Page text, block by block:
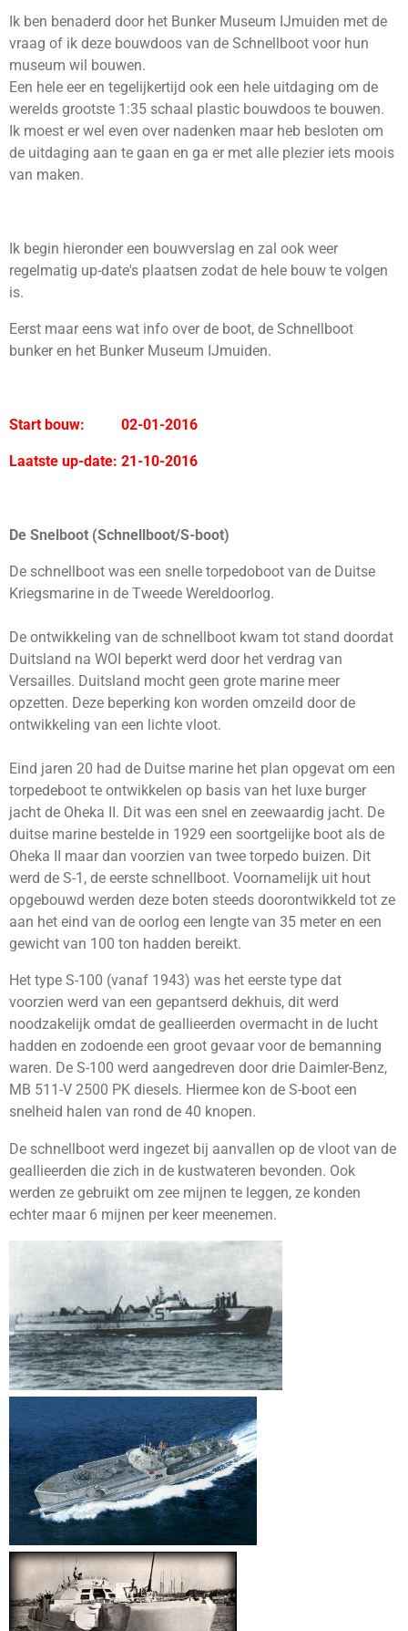
Ik ben benaderd door het Bunker Museum IJmuiden met de
vraag of ik deze bouwdoos van de Schnellboot voor hun
museum wil bouwen.
Een hele eer en tegelijkertijd ook een hele uitdaging om de
werelds grootste 1:35 schaal plastic bouwdoos te bouwen.
Ik moest er wel even over nadenken maar heb besloten om
de uitdaging aan te gaan en ga er met alle plezier iets moois
van maken.
Ik begin hieronder een bouwverslag en zal ook weer
regelmatig up-date's plaatsen zodat de hele bouw te volgen
is.
Eerst maar eens wat info over de boot, de Schnellboot
bunker en het Bunker Museum IJmuiden.
Start bouw: 02-01-2016
Laatste up-date: 21-10-2016
De Snelboot (Schnellboot/S-boot)
De schnellboot was een snelle torpedoboot van de Duitse
Kriegsmarine in de Tweede Wereldoorlog.
De ontwikkeling van de schnellboot kwam tot stand doordat
Duitsland na WOI beperkt werd door het verdrag van
Versailles. Duitsland mocht geen grote marine meer
opzetten. Deze beperking kon worden omzeild door de
ontwikkeling van een lichte vloot.
Eind jaren 20 had de Duitse marine het plan opgevat om een
torpedeboot te ontwikkelen op basis van het luxe burger
jacht de Oheka II. Dit was een snel en zeewaardig jacht. De
duitse marine bestelde in 1929 een soortgelijke boot als de
Oheka II maar dan voorzien van twee torpedo buizen. Dit
werd de S-1, de eerste schnellboot. Voornamelijk uit hout
opgebouwd werden deze boten steeds doorontwikkeld tot ze
aan het eind van de oorlog een lengte van 35 meter en een
gewicht van 100 ton hadden bereikt.
Het type S-100 (vanaf 1943) was het eerste type dat
voorzien werd van een gepantserd dekhuis, dit werd
noodzakelijk omdat de geallieerden overmacht in de lucht
hadden en zodoende een groot gevaar voor de bemanning
waren. De S-100 werd aangedreven door drie Daimler-Benz,
MB 511-V 2500 PK diesels. Hiermee kon de S-boot een
snelheid halen van rond de 40 knopen.
De schnellboot werd ingezet bij aanvallen op de vloot van de
geallieerden die zich in de kustwateren bevonden. Ook
werden ze gebruikt om zee mijnen te leggen, ze konden
echter maar 6 mijnen per keer meenemen.